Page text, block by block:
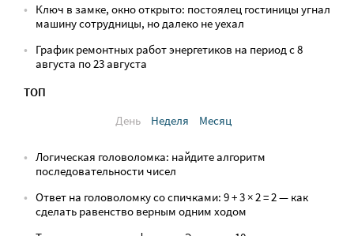
Ключ в замке, окно открыто: постоялец гостиницы угнал
машину сотрудницы, но далеко не уехал
График ремонтных работ энергетиков на период с 8
августа по 23 августа
ТОП
День
Неделя Месяц
Логическая головоломка: найдите алгоритм
последовательности чисел
Ответ на головоломку со спичками: 9 + 3 × 2 = 2 — как
сделать равенство верным одним ходом